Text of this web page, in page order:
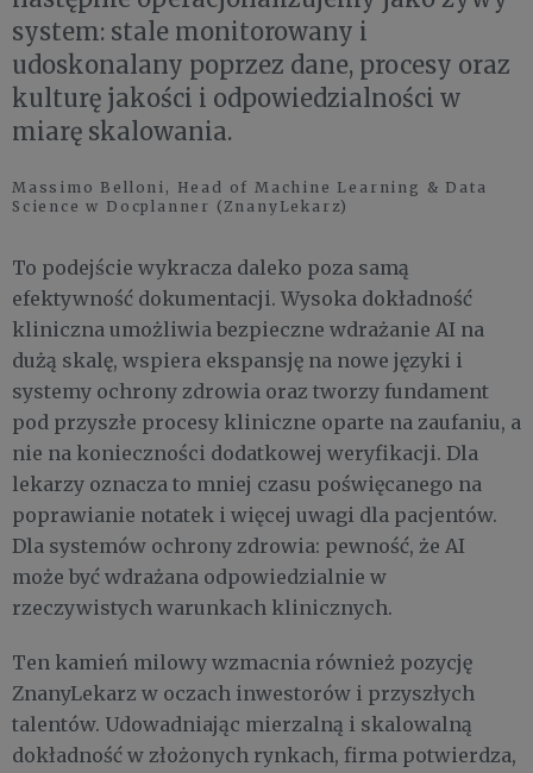
system: stale monitorowany i
udoskonalany poprzez dane, procesy oraz
kulturę jakości i odpowiedzialności w
miarę skalowania.
Massimo Belloni, Head of Machine Learning & Data
Science w Docplanner (ZnanyLekarz)
To podejście wykracza daleko poza samą
efektywność dokumentacji. Wysoka dokładność
kliniczna umożliwia bezpieczne wdrażanie AI na
dużą skalę, wspiera ekspansję na nowe języki i
systemy ochrony zdrowia oraz tworzy fundament
pod przyszłe procesy kliniczne oparte na zaufaniu, a
nie na konieczności dodatkowej weryfikacji. Dla
lekarzy oznacza to mniej czasu poświęcanego na
poprawianie notatek i więcej uwagi dla pacjentów.
Dla systemów ochrony zdrowia: pewność, że AI
może być wdrażana odpowiedzialnie w
rzeczywistych warunkach klinicznych.
Ten kamień milowy wzmacnia również pozycję
ZnanyLekarz w oczach inwestorów i przyszłych
talentów. Udowadniając mierzalną i skalowalną
dokładność w złożonych rynkach, firma potwierdza,